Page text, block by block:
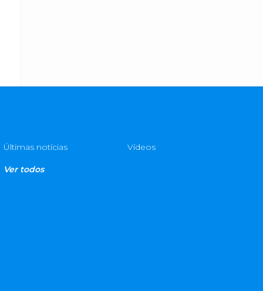
Últimas notícias Vídeos
Ver todos